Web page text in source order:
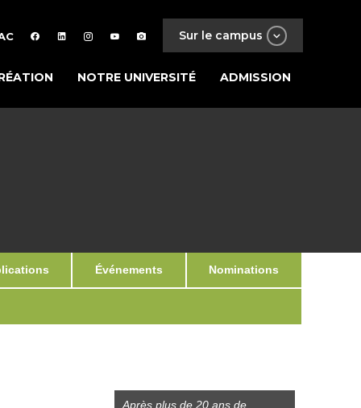
Sur le campus
NOTRE UNIVERSITÉ ADMISSION
Événements Nominations
Après plus de 20 ans de